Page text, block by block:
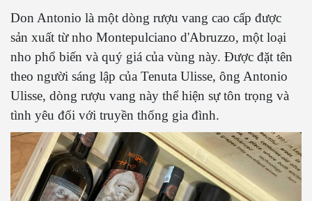
Don Antonio là một dòng rượu vang cao cấp được
sản xuất từ nho Montepulciano d'Abruzzo, một loại
nho phổ biến và quý giá của vùng này. Được đặt tên
theo người sáng lập của Tenuta Ulisse, ông Antonio
Ulisse, dòng rượu vang này thể hiện sự tôn trọng và
tình yêu đối với truyền thống gia đình.